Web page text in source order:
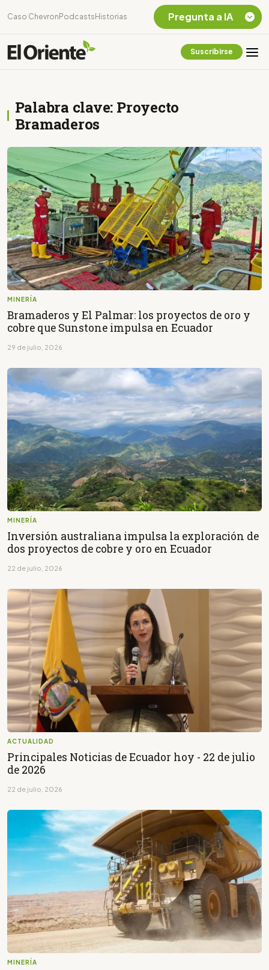
Caso Chevron Podcasts Historias
Suscribirse
Palabra clave: Proyecto
Bramaderos
MINERÍA
Bramaderos y El Palmar: los proyectos de oro y
cobre que Sunstone impulsa en Ecuador
29 de julio, 2026
MINERÍA
Inversión australiana impulsa la exploración de
dos proyectos de cobre y oro en Ecuador
22 de julio, 2026
ACTUALIDAD
Principales Noticias de Ecuador hoy - 22 de julio
de 2026
22 de julio, 2026
MINERÍA
Pregunta a IA
¿En que consiste la
tasa minera que rige en
Ecuador?